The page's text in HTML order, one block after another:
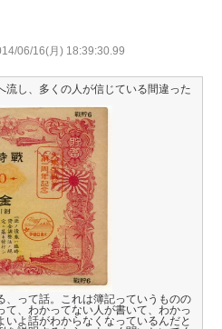
06/16(月) 18:39:30.99
流し、多くの人が信じている間違った
、って話。これは簿記っていうものの
て、わかってない人が書いて、わかっ
よ話がわからなくなっているんだと